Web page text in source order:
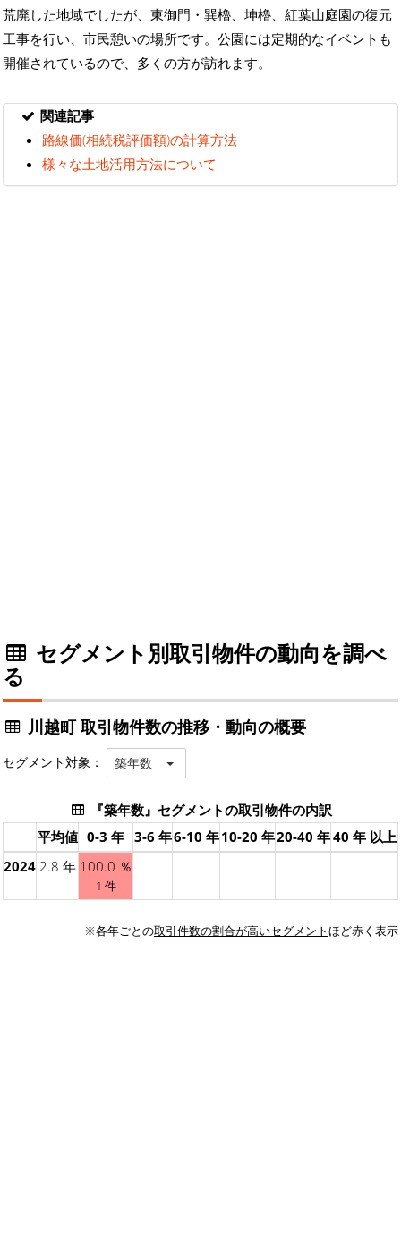
荒廃した地域でしたが、東御門・巽櫓、坤櫓、紅葉山庭園の復元
工事を行い、市民憩いの場所です。公園には定期的なイベントも
開催されているので、多くの方が訪れます。
関連記事
路線価(相続税評価額)の計算方法
様々な土地活用方法について
セグメント別取引物件の動向を調べ
る
川越町 取引物件数の推移・動向の概要
セグメント対象： 築年数
『築年数』セグメントの取引物件の内訳
平均値 0-3 年 3-6 年6-10 年10-20 年20-40 年40 年 以上
2024 2.8 年 100.0 ％
1 件
※各年ごとの取引件数の割合が高いセグメントほど赤く表示